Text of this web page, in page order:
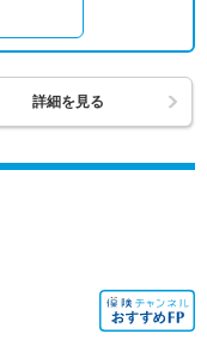
詳細を見る